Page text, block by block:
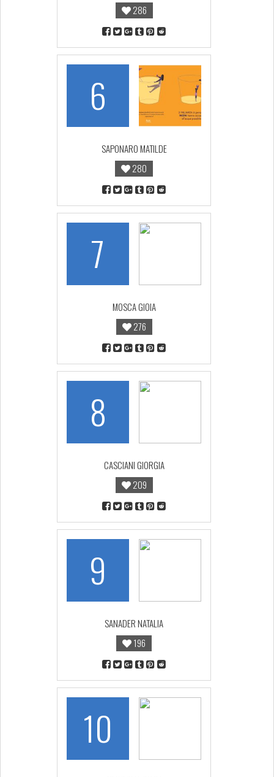
286
6
SAPONARO MATILDE
280
7
MOSCA GIOIA
276
8
CASCIANI GIORGIA
209
9
SANADER NATALIA
196
10